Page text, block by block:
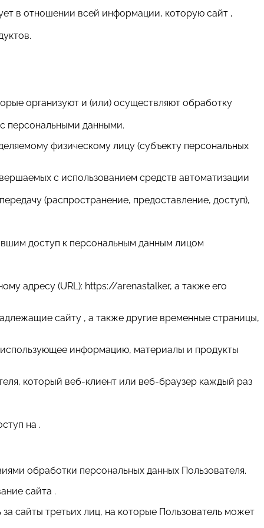
в отношении всей информации, которую сайт ,
организуют и (или) осуществляют обработку
персональными данными.
физическому лицу (субъекту персональных
с использованием средств автоматизации
(распространение, предоставление, доступ),
доступ к персональным данным лицом
адресу (URL): https://arenastalker, а также его
сайту , а также другие временные страницы,
использующее информацию, материалы и продукты
который веб-клиент или веб-браузер каждый раз
на .
обработки персональных данных Пользователя.
сайта .
сайты третьих лиц, на которые Пользователь может